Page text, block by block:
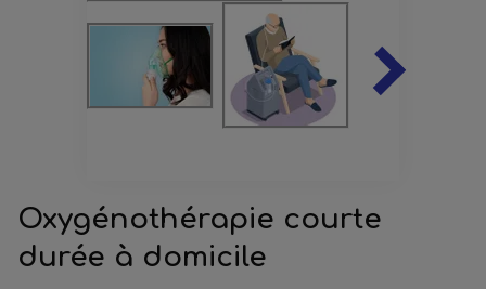
Oxygénothérapie courte
durée à domicile